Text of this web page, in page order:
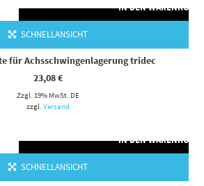
IN DEN WARENKORB
SCHNELLANSICHT
für Achsschwingenlagerung tridec
23,08€
Zzgl. 19% MwSt. DE
zzgl. Versand
IN DEN WARENKORB
SCHNELLANSICHT